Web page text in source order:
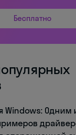
Бесплатно
Windows: Одним